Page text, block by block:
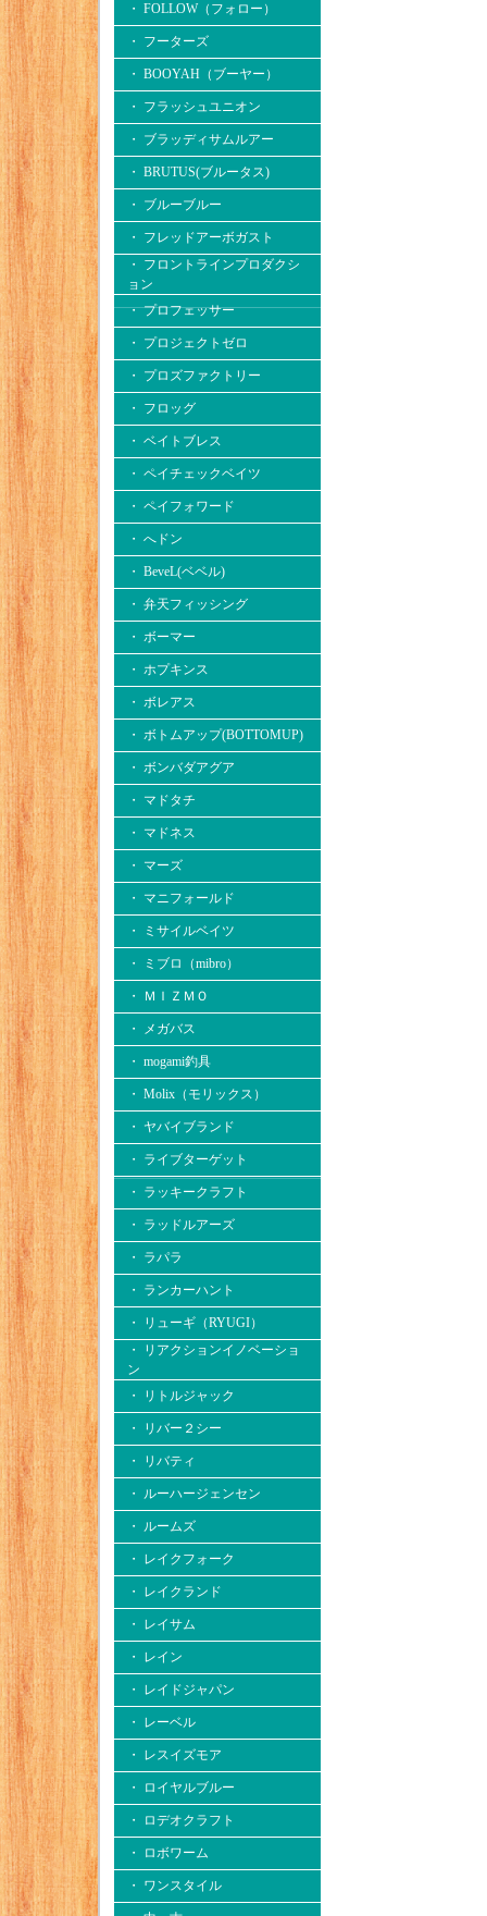
・ FOLLOW（フォロー）
・ フーターズ
・ BOOYAH（ブーヤー）
・ フラッシュユニオン
・ ブラッディサムルアー
・ BRUTUS(ブルータス)
・ ブルーブルー
・ フレッドアーボガスト
・ フロントラインプロダクシ
ョン
・ プロフェッサー
・ プロジェクトゼロ
・ プロズファクトリー
・ フロッグ
・ ベイトブレス
・ ペイチェックベイツ
・ ペイフォワード
・ へドン
・ BeveL(ベベル)
・ 弁天フィッシング
・ ボーマー
・ ホプキンス
・ ボレアス
・ ボトムアップ(BOTTOMUP)
・ ボンバダアグア
・ マドタチ
・ マドネス
・ マーズ
・ マニフォールド
・ ミサイルベイツ
・ ミブロ（mibro）
・ ＭＩＺＭＯ
・ メガバス
・ mogami釣具
・ Molix（モリックス）
・ ヤバイブランド
・ ライブターゲット
・ ラッキークラフト
・ ラッドルアーズ
・ ラパラ
・ ランカーハント
・ リューギ（RYUGI）
・ リアクションイノベーショ
ン
・ リトルジャック
・ リバー２シー
・ リバティ
・ ルーハージェンセン
・ ルームズ
・ レイクフォーク
・ レイクランド
・ レイサム
・ レイン
・ レイドジャパン
・ レーベル
・ レスイズモア
・ ロイヤルブルー
・ ロデオクラフト
・ ロボワーム
・ ワンスタイル